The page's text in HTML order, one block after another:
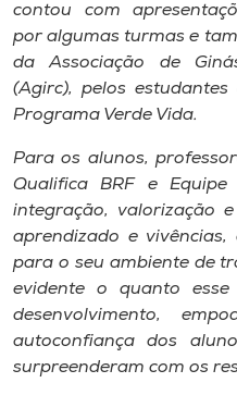
contou com
por algumas turmas e
da Associação de
(Agirc), pelos
Programa Verde Vida.
Para os alunos,
Qualifica BRF e
integração, valorização
aprendizado e
para o seu ambiente de
evidente o quanto
desenvolvimento,
autoconfiança dos
surpreenderam com os